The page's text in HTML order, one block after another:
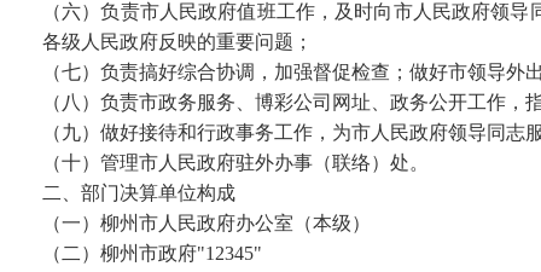
（六）负责市人民政府值班工作，及时向市人民政府领
各级人民政府反映的重要问题；
（七）负责搞好综合协调，加强督促检查；做好市领导
（八）负责市政务服务、博彩公司网址、政务公开工作
（九）做好接待和行政事务工作，为市人民政府领导同志
（十）管理市人民政府驻外办事（联络）处。
二、部门决算单位构成
（一）柳州市人民政府办公室（本级）
（二）柳州市政府"12345"